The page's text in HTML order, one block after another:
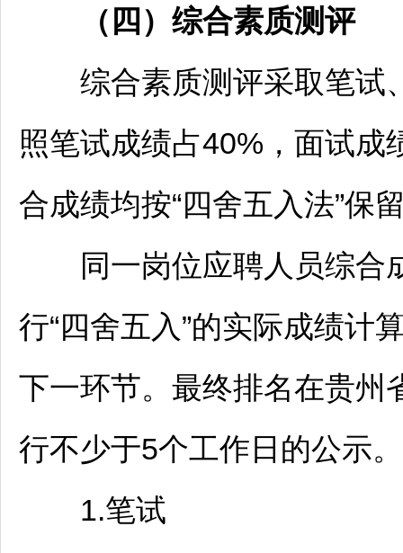
（四） 综合素质测评
综合素质测评采取笔试
照笔试成绩占40%，面试成
合成绩均按“四舍五入法”保
同一岗位应聘人员综合
行“四舍五入”的实际成绩计
下一环节。最终排名在贵州
行不少于5个工作日的公示。
1.笔试